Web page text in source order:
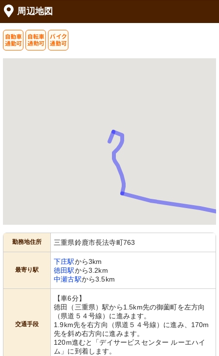
周辺地図
勤務地住所 三重県鈴鹿市長法寺町763
最寄り駅
下庄駅から3km
徳田駅から3.2km
中瀬古駅から3.5km
交通手段
【車6分】
徳田（三重県）駅から1.5km先の御薗町を左方向
（県道５４号線）に進みます。
1.9km先を右方向（県道５４号線）に進み、170m
先を斜め右方向に進みます。
120m進むと「デイサービスセンター ルーエハイ
ム」に到着します。